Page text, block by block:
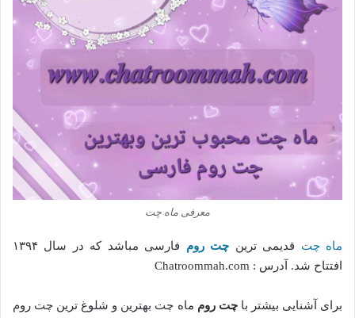
معرفی ماه چت
ماه چت قدیمی ترین چت روم
فارسی مباشد که در سال ۱۳۹۴
افتتاح شد. آدرس : Chatroommah.com
برای آشنایی بیشتر باچت روم ماه چت بهترین و شلوغ ترین چت روم